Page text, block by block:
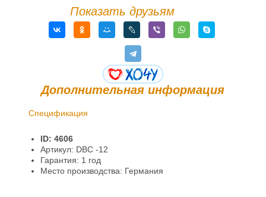
Показать друзьям
Дополнительная информация
Спецификация
Гарантии и возврат
ID: 4606
Артикул: DBC -12
Гарантия: 1 год
Место производства: Германия